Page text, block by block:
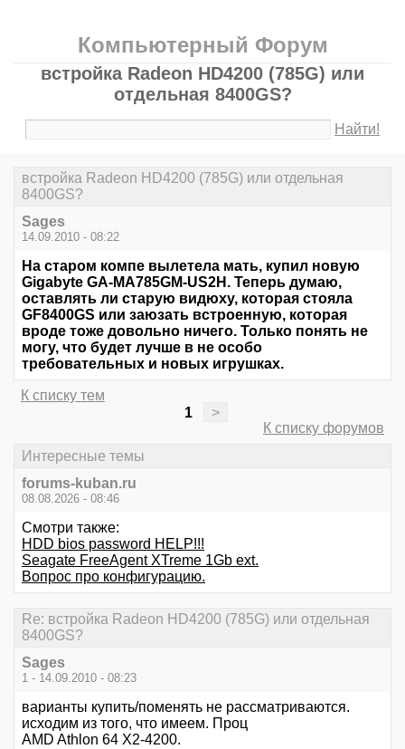
Компьютерный Форум
встройка Radeon HD4200 (785G) или
отдельная 8400GS?
Найти!
встройка Radeon HD4200 (785G) или отдельная
8400GS?
Sages
14.09.2010 - 08:22
На старом компе вылетела мать, купил новую
Gigabyte GA-MA785GM-US2H. Теперь думаю,
оставлять ли старую видюху, которая стояла
GF8400GS или заюзать встроенную, которая
вроде тоже довольно ничего. Только понять не
могу, что будет лучше в не особо
требовательных и новых игрушках.
К списку тем
1
>
К списку форумов
Интересные темы
forums-kuban.ru
08.08.2026 - 08:46
Смотри также:
HDD bios password HELP!!!
Seagate FreeAgent XTreme 1Gb ext.
Вопрос про конфигурацию.
Re: встройка Radeon HD4200 (785G) или отдельная
8400GS?
Sages
1 - 14.09.2010 - 08:23
варианты купить/поменять не рассматриваются.
исходим из того, что имеем. Проц
AMD Athlon 64 X2-4200.